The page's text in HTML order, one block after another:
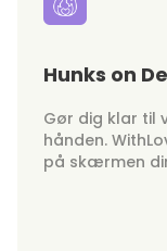
Hunks on
Gør dig klar til
hånden.
på skærmen